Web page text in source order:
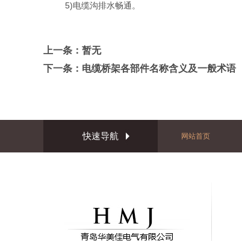
5)电缆沟排水畅通。
上一条：暂无
下一条： 电缆桥架各部件名称含义及一般术语
快速导航 网站首页